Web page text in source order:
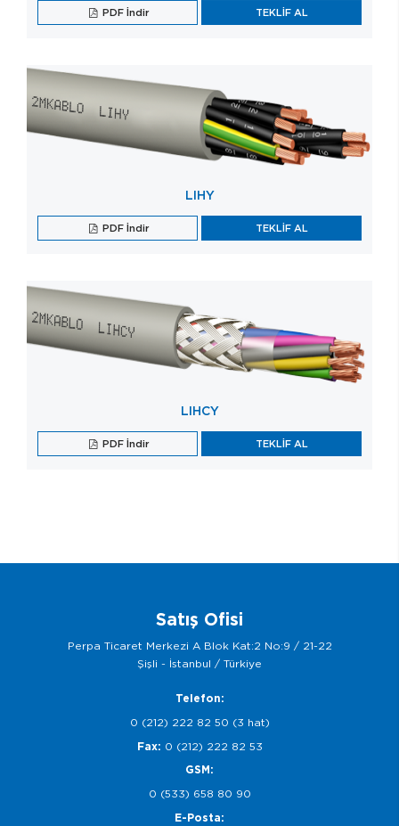
PDF İndir TEKLİF AL
LIHY
PDF İndir TEKLİF AL
LIHCY
PDF İndir TEKLİF AL
Satış Ofisi
Perpa Ticaret Merkezi A Blok Kat:2 No:9 / 21-22
Şişli - İstanbul / Türkiye
Telefon:
0 (212) 222 82 50 (3 hat)
Fax: 0 (212) 222 82 53
GSM:
0 (533) 658 80 90
E-Posta: